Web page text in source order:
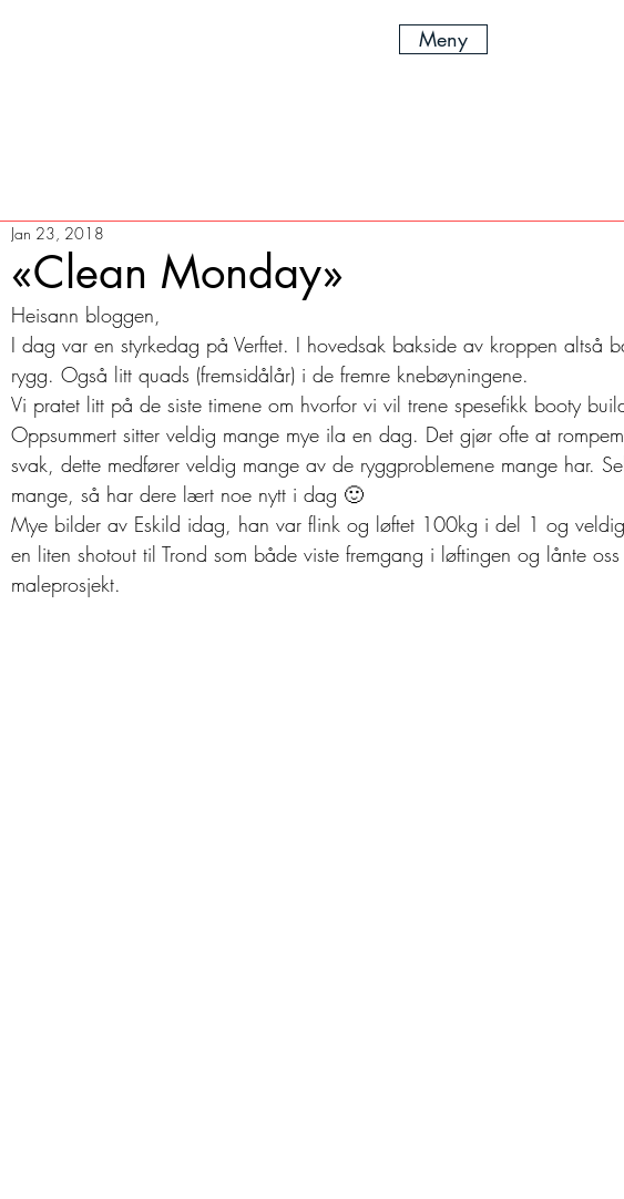
Meny
«Clean Monday»
Jan 23, 2018
Heisann bloggen,
I dag var en styrkedag på Verftet. I hovedsak bakside av kroppen altså
rygg. Også litt quads (fremsidålår) i de fremre knebøyningene.
Vi pratet litt på de siste timene om hvorfor vi vil trene spesefikk booty
Oppsummert sitter veldig mange mye ila en dag. Det gjør ofte at
svak, dette medfører veldig mange av de ryggproblemene mange har.
mange, så har dere lært noe nytt i dag 🙂
Mye bilder av Eskild idag, han var flink og løftet 100kg i del 1 og
en liten shotout til Trond som både viste fremgang i løftingen og lånte
maleprosjekt.